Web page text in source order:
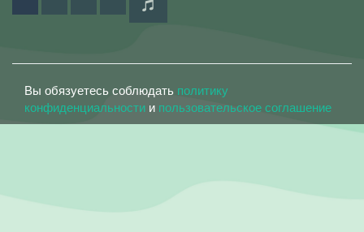
Вы обязуетесь соблюдать политику
конфиденциальности и пользовательское соглашение